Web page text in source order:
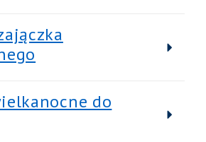
do